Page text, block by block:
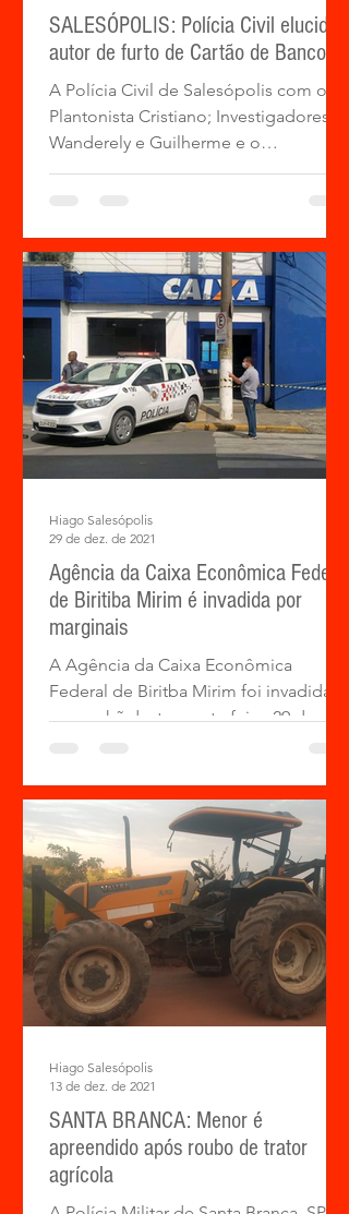
SALESÓPOLIS: Polícia Civil elucida
autor de furto de Cartão de Banco
A Polícia Civil de Salesópolis com o
Plantonista Cristiano; Investigadores
Wanderely e Guilherme e o
Investigador Chefe Itá, prendeu...
Agência da Caixa Econômica Federal
de Biritiba Mirim é invadida por
marginais
A Agência da Caixa Econômica
Federal de Biritba Mirim foi invadida
na manhã desta quarta-feira, 29 de
Hiago Salesópolis
29 de dez. de 2021
SANTA BRANCA: Menor é
apreendido após roubo de trator
agrícola
Hiago Salesópolis
13 de dez. de 2021